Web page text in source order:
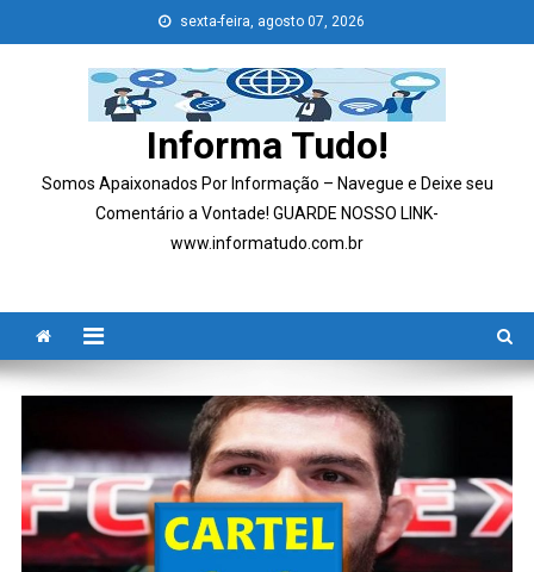
to
sexta-feira, agosto 07, 2026
Informa Tudo!
Somos Apaixonados Por Informação – Navegue e Deixe seu
Comentário a Vontade! GUARDE NOSSO LINK-
www.informatudo.com.br